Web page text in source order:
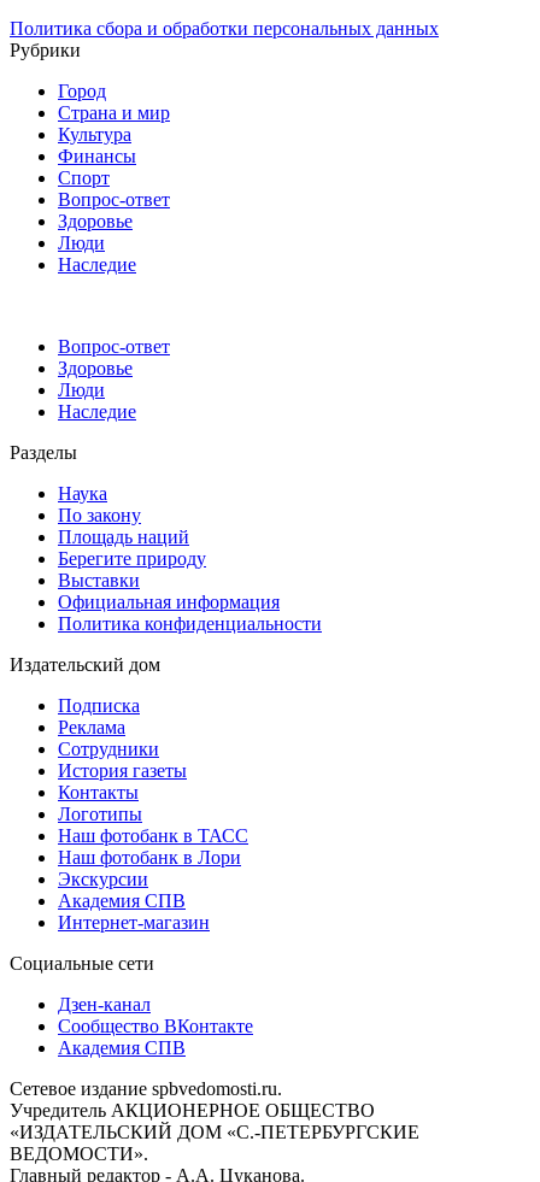
Политика сбора и обработки персональных данных
Рубрики
Город
Страна и мир
Культура
Финансы
Спорт
Вопрос-ответ
Здоровье
Люди
Наследие
Вопрос-ответ
Здоровье
Люди
Наследие
Разделы
Наука
По закону
Площадь наций
Берегите природу
Выставки
Официальная информация
Политика конфиденциальности
Издательский дом
Подписка
Реклама
Сотрудники
История газеты
Контакты
Логотипы
Наш фотобанк в ТАСС
Наш фотобанк в Лори
Экскурсии
Академия СПВ
Интернет-магазин
Социальные сети
Дзен-канал
Сообщество ВКонтакте
Академия СПВ
Сетевое издание spbvedomosti.ru.
Учредитель АКЦИОНЕРНОЕ ОБЩЕСТВО
«ИЗДАТЕЛЬСКИЙ ДОМ «С.-ПЕТЕРБУРГСКИЕ
ВЕДОМОСТИ».
Главный редактор - А.А. Цуканова.